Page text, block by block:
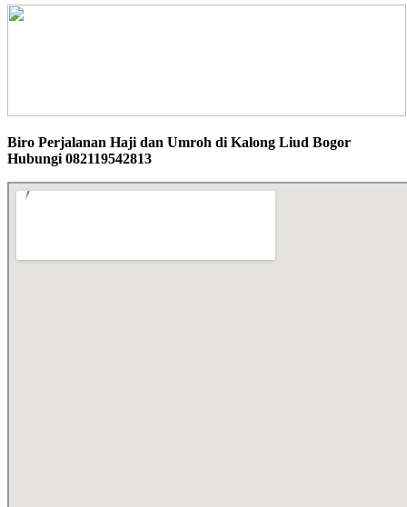
Biro Perjalanan Haji dan Umroh di Kalong Liud Bogor
Hubungi 082119542813